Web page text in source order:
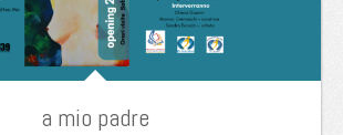
a mio padre